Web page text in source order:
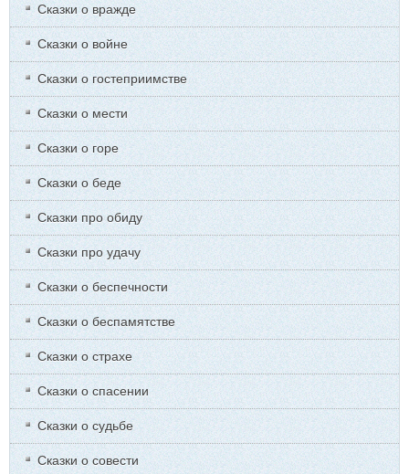
Сказки о вражде
Сказки о войне
Сказки о гостеприимстве
Сказки о мести
Сказки о горе
Сказки о беде
Сказки про обиду
Сказки про удачу
Сказки о беспечности
Сказки о беспамятстве
Сказки о страхе
Сказки о спасении
Сказки о судьбе
Сказки о совести